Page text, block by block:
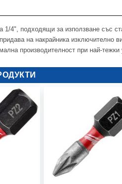
подходящи за използване със
на накрайника изключително
производителност при най-тежки